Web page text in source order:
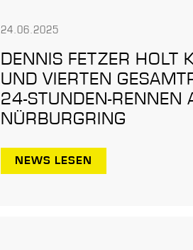
24.06.2025
DENNIS FETZER HOLT
UND VIERTEN
24-STUNDEN-RENNEN
NÜRBURGRING
NEWS LESEN